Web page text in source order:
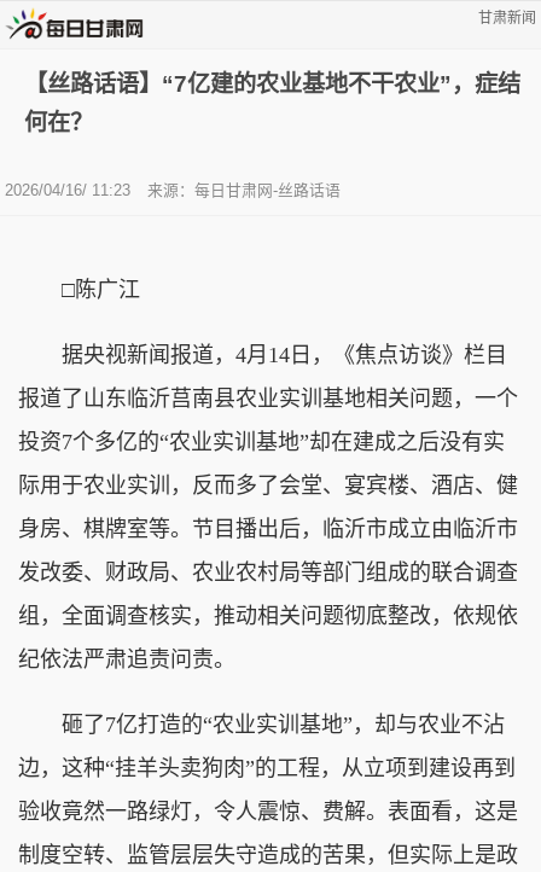
甘肃新闻
【丝路话语】“7亿建的农业基地不干农业”，症结
何在？
2026/04/16/ 11:23 来源： 每日甘肃网-丝路话语
□陈广江
据央视新闻报道，4月14日，《焦点访谈》栏目
报道了山东临沂莒南县农业实训基地相关问题，一个
投资7个多亿的“农业实训基地”却在建成之后没有实
际用于农业实训，反而多了会堂、宴宾楼、酒店、健
身房、棋牌室等。节目播出后，临沂市成立由临沂市
发改委、财政局、农业农村局等部门组成的联合调查
组，全面调查核实，推动相关问题彻底整改，依规依
纪依法严肃追责问责。
砸了7亿打造的“农业实训基地”，却与农业不沾
边，这种“挂羊头卖狗肉”的工程，从立项到建设再到
验收竟然一路绿灯，令人震惊、费解。表面看，这是
制度空转、监管层层失守造成的苦果，但实际上是政